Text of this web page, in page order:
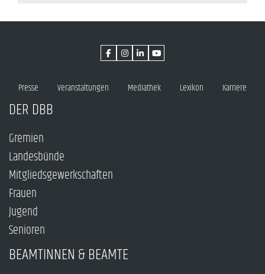
Presse Veranstaltungen Mediathek Lexikon Karriere
DER DBB
Gremien
Landesbünde
Mitgliedsgewerkschaften
Frauen
Jugend
Senioren
BEAMTINNEN & BEAMTE